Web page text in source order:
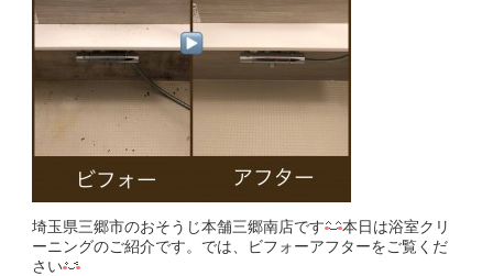
埼玉県三郷市のおそうじ本舗三郷南店です
本日は浴室クリ
ーニングのご紹介です。では、ビフォーアフターをご覧くだ
さい